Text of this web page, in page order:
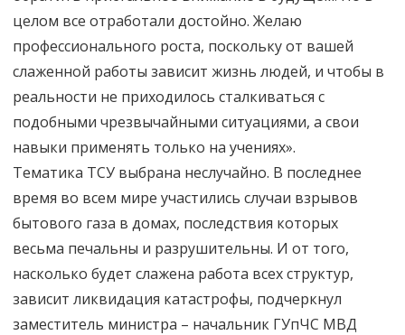
целом все отработали достойно. Желаю
профессионального роста, поскольку от вашей
слаженной работы зависит жизнь людей, и чтобы в
реальности не приходилось сталкиваться с
подобными чрезвычайными ситуациями, а свои
навыки применять только на учениях».
Тематика ТСУ выбрана неслучайно. В последнее
время во всем мире участились случаи взрывов
бытового газа в домах, последствия которых
весьма печальны и разрушительны. И от того,
насколько будет слажена работа всех структур,
зависит ликвидация катастрофы, подчеркнул
заместитель министра – начальник ГУпЧС МВД